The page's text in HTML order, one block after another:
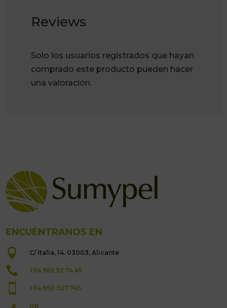
Reviews
Solo los usuarios registrados que hayan
comprado este producto pueden hacer
una valoración.
ENCUÉNTRANOS EN
 C/ Italia, 14. 03003, Alicante
 +34 965 92 74 45
 +34 650 927 745